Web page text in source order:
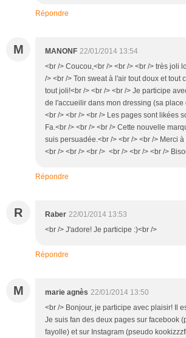
Répondre
M MANONF 22/01/2014 13:54
<br /> Coucou,<br /> <br /> <br /> très joli
/> <br /> Ton sweat à l'air tout doux et tout
tout joli!<br /> <br /> <br /> Je participe
de l'accueilir dans mon dressing (sa place
<br /> <br /> <br /> Les pages sont likées
Fa.<br /> <br /> <br /> Cette nouvelle
suis persuadée.<br /> <br /> <br /> Merci à
<br /> <br /> <br /> <br /> <br /> <br />
Répondre
R Raber 22/01/2014 13:53
<br /> J'adore! Je participe :)<br />
Répondre
M marie agnès 22/01/2014 13:50
<br /> Bonjour, je participe avec plaisir! Il
Je suis fan des deux pages sur facebook
fayolle) et sur Instagram (pseudo